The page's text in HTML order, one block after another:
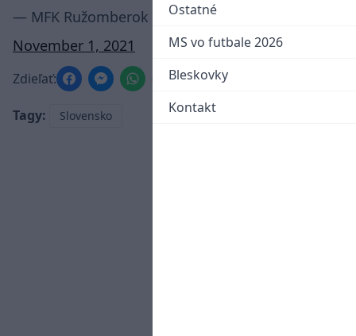
Ostatné
MS vo futbale 2026
Bleskovky
Kontakt
— MFK Ružomberok (@MFK_Ruzomberok)
November 1, 2021
Zdieľať:
Tagy: Slovensko